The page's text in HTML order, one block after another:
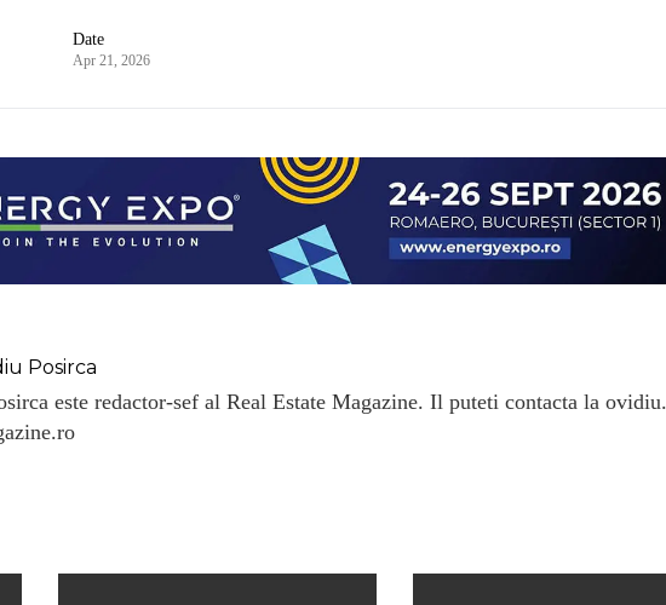
Date
Apr 21, 2026
Posirca
este redactor-sef al Real Estate Magazine. Il puteti contacta la